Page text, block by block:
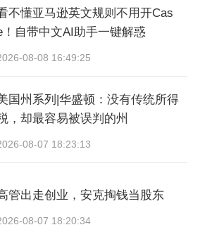
料、下店速度、服务商费用等
匹配卖家在不同发展阶段的需
不懂亚马逊英文规则不用开Cas
！自带中文AI助手一键解惑
08-08 16:49:25
国州系列|华盛顿：没有传统所得
，却最容易被误判的州
08-07 18:23:13
管出走创业，安克掏钱当股东
08-07 18:20:34